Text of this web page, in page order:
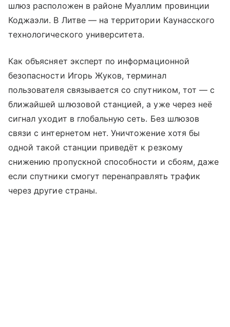
шлюз расположен в районе Муаллим провинции
Коджаэли. В Литве — на территории Каунасского
технологического университета.
Как объясняет эксперт по информационной
безопасности Игорь Жуков, терминал
пользователя связывается со спутником, тот — с
ближайшей шлюзовой станцией, а уже через неё
сигнал уходит в глобальную сеть. Без шлюзов
связи с интернетом нет. Уничтожение хотя бы
одной такой станции приведёт к резкому
снижению пропускной способности и сбоям, даже
если спутники смогут перенаправлять трафик
через другие страны.